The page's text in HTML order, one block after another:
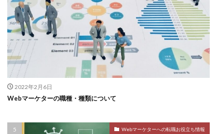
2022年2月6日
Webマーケターの職種・種類について
Webマーケターへの転職お役立ち情報